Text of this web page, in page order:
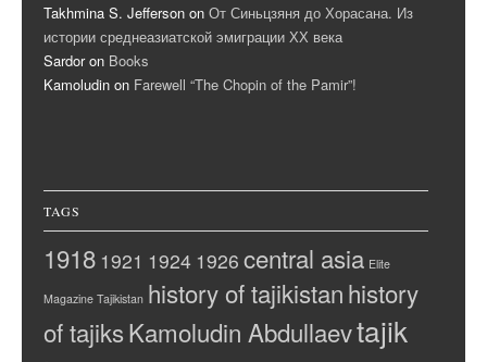
Takhmina S. Jefferson on От Синьцзяня до Хорасана. Из
истории среднеазиатской эмиграции ХХ века
Sardoron Books
Kamoludin on Farewell “The Chopin of the Pamir”!
TAGS
1918 1921 1924 1926 central asia Elite
Magazine Tajikistan history of tajikistanhistory
of tajiksKamoludin Abdullaevtajik